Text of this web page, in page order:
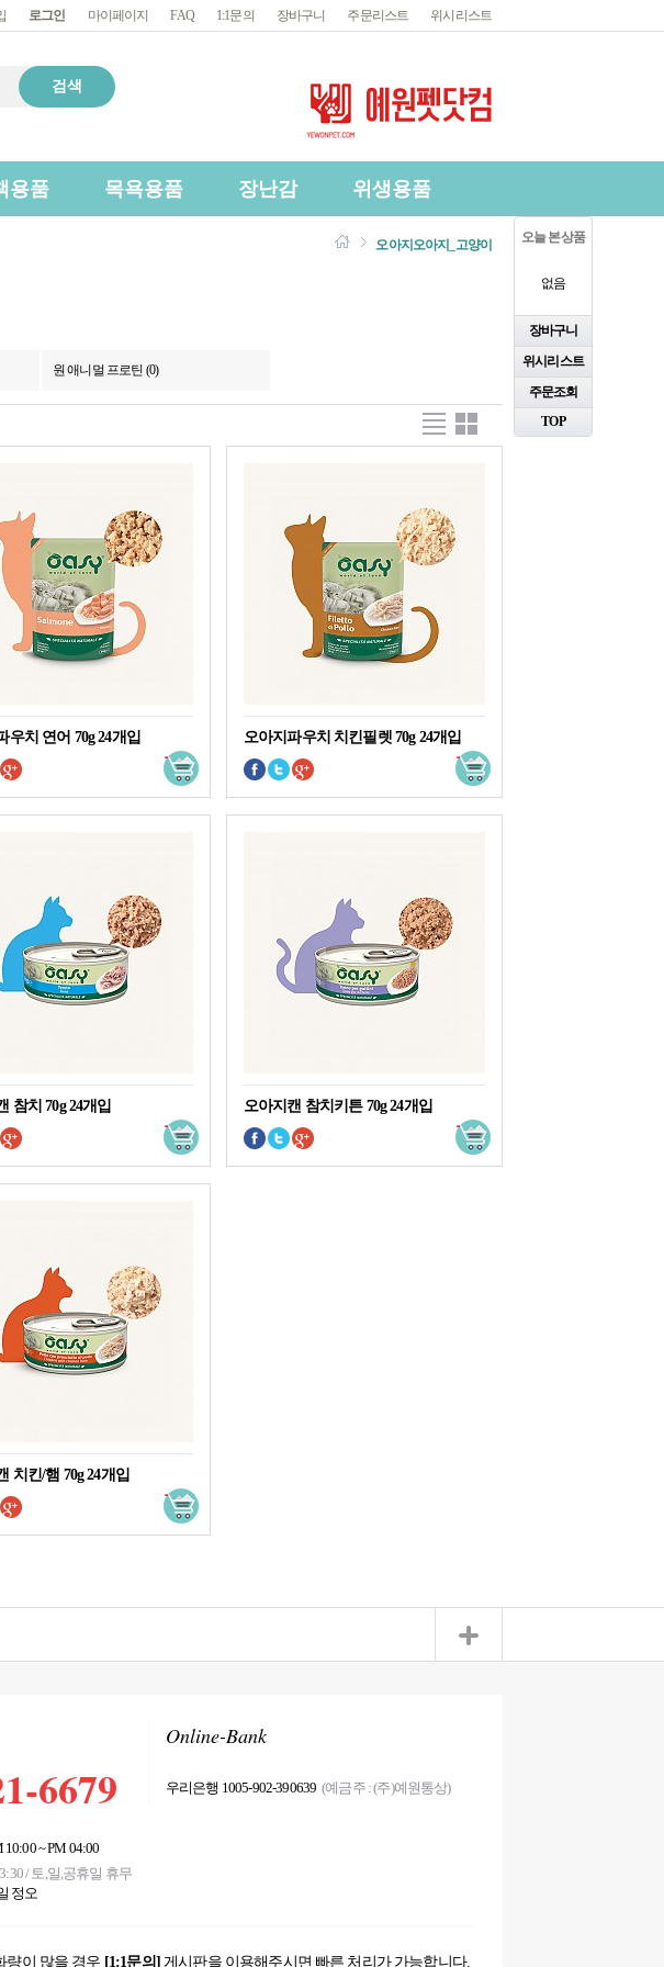
로그인 마이페이지 FAQ 1:1문의 장바구니 주문리스트 위시리스트
용품 목욕용품 장난감 위생용품
오늘 본 상품
없음
장바구니
위시리스트
주문조회
TOP
오아지 오아지_고양이
원 애니멀 프로틴 (0)
우치 연어 70g 24개입 오아지파우치 치킨필렛 70g 24개입
참치 70g 24개입 오아지캔 참치키튼 70g 24개입
치킨/햄 70g 24개입
6679
~ PM 04:00
/ 토,일,공휴일 휴무
정오
Online-Bank
우리은행 1005-902-390639 (예금주 : (주)예원통상)
량이 많을 경우 [1:1문의] 게시판을 이용해주시면 빠른 처리가 가능합니다.